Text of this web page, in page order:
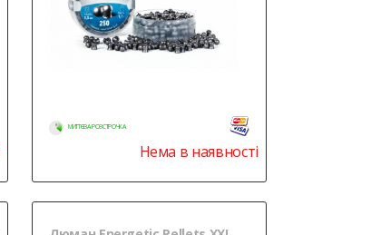
МИТТЄВА РОЗСТРОЧКА
Нема в наявності